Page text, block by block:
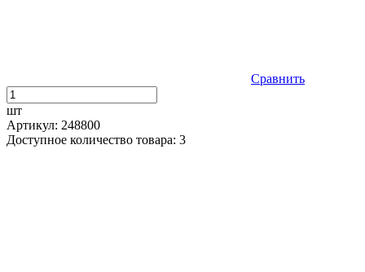
Сравнить
шт
Артикул: 248800
Доступное количество товара: 3